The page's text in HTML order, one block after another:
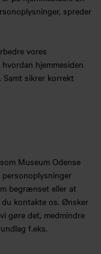
spreder
vores
hjemmesiden
sikrer korrekt
Museum Odense
begrænset eller at
kontakte os. Ønsker
gøre det, medmindre
f.eks.